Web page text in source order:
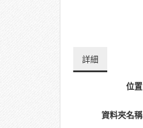
詳細
位置
資料夾名稱